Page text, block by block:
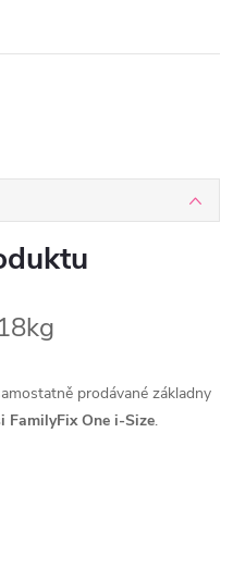
prodávané základny
FamilyFix One i-Size.